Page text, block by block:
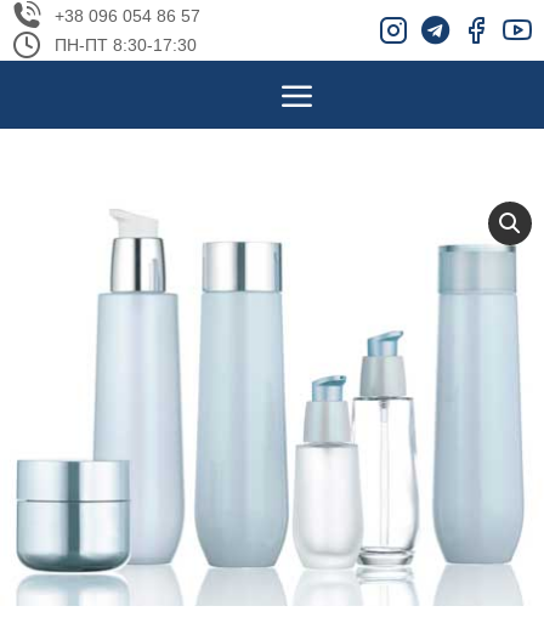
+38 096 054 86 57
ПН-ПТ 8:30-17:30